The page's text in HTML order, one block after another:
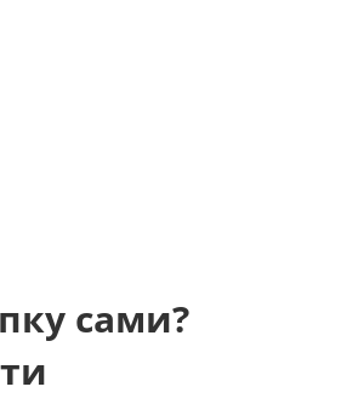
сами?